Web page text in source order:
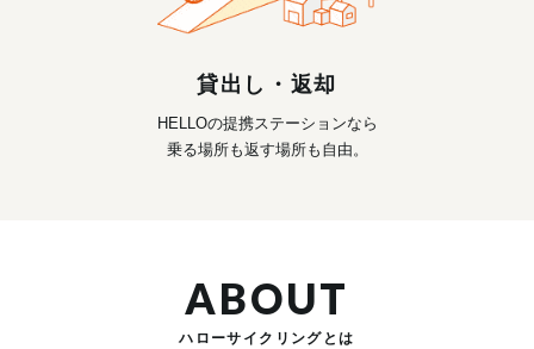
貸出し・返却
HELLOの提携ステーションなら
乗る場所も返す場所も自由。
ABOUT
ハローサイクリングとは